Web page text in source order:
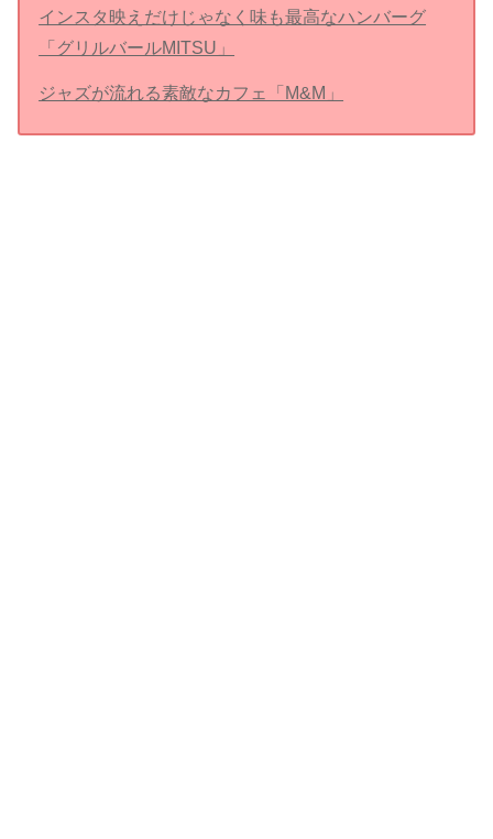
インスタ映えだけじゃなく味も最高なハンバーグ
「グリルバールMITSU」
ジャズが流れる素敵なカフェ「M&M」